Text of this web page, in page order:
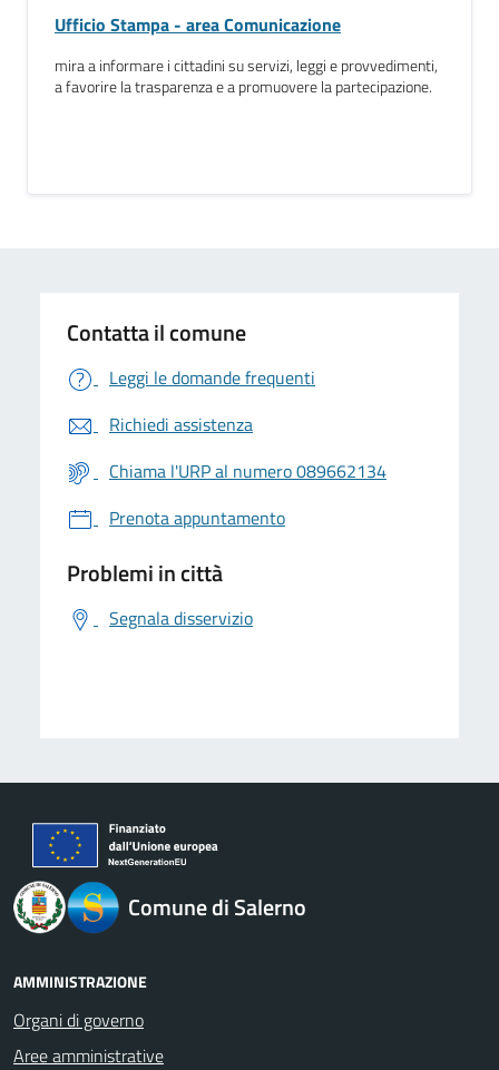
Ufficio Stampa - area Comunicazione
mira a informare i cittadini su servizi, leggi e provvedimenti,
a favorire la trasparenza e a promuovere la partecipazione.
Contatta il comune
Leggi le domande frequenti
Richiedi assistenza
Chiama l'URP al numero 089662134
Prenota appuntamento
Problemi in città
Segnala disservizio
logo Unione Europea
Comune di Salerno
AMMINISTRAZIONE
Organi di governo
Aree amministrative